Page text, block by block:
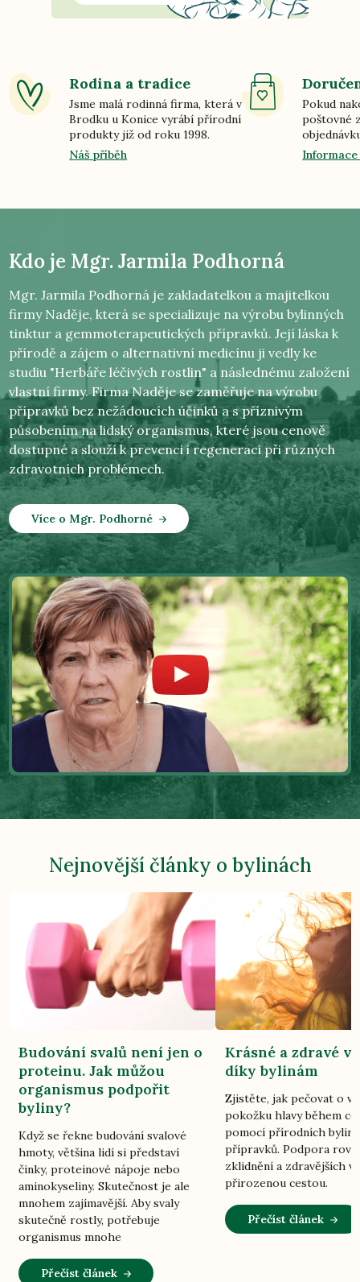
Rodina a tradice
Jsme malá rodinná firma, která v
Brodku u Konice vyrábí přírodní
produkty již od roku 1998.
Náš příběh
Pokud
poštovné
Kdo je Mgr. Jarmila Podhorná
Mgr. Jarmila Podhorná je zakladatelkou a majitelkou
firmy Naděje, která se specializuje na výrobu bylinných
tinktur a gemmoterapeutických přípravků. Její láska k
přírodě a zájem o alternativní medicínu ji vedly ke
studiu "Herbáře léčivých rostlin" a následnému založení
vlastní firmy. Firma Naděje se zaměřuje na výrobu
přípravků bez nežádoucích účinků a s příznivým
působením na lidský organismus, které jsou cenově
dostupné a slouží k prevenci i regeneraci při různých
zdravotních problémech.
Více o Mgr. Podhorné
Nejnovější články o bylinách
Budování svalů není jen o
proteinu. Jak můžou
organismus podpořit
byliny?
Když se řekne budování svalové
hmoty, většina lidí si představí
činky, proteinové nápoje nebo
aminokyseliny. Skutečnost je ale
mnohem zajímavější. Aby svaly
skutečně rostly, potřebuje
organismus mnohe
Přečíst článek
Krásné a zdravé
díky bylinám
Zjistěte, jak pečovat o
pokožku hlavy během
pomocí přírodních
přípravků. Podpora
zklidnění a zdravějších
přirozenou cestou.
Přečíst článek